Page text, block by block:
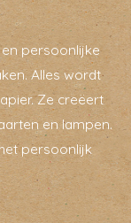
persoonlijke
Alles wordt
Ze creëert
en lampen.
persoonlijk